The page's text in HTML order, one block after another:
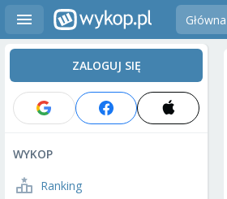
Główna
ZALOGUJ SIĘ
WYKOP
Ranking